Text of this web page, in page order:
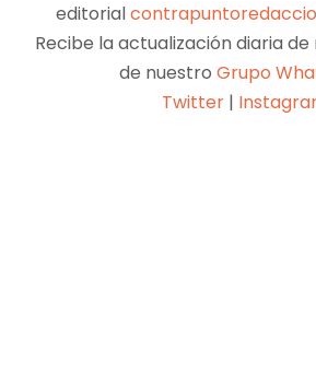
editorial
Recibe la actualización diaria
de nuestro Grupo
Twitter |